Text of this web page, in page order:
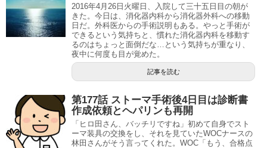
2016年4月26日火曜日、入院して三十五日目の朝が
きた。今日は、消化器内科から消化器外科への移動
日だ。外科医からの手術説明もある。やっと手術が
できるという気持ちと、慣れた消化器内科を移動す
るのはちょっと面倒だな…という気持ちが重なり、
夜中に何度も目が覚めた。
記事を読む
第177話 ストーマ手術後4日目は診断書
作成依頼とヘパリンも再開
「ヒロ田さん、バッチリですね」初めて自身でスト
ーマ装具の交換をし、それを見ていたWOCナースの
林田さんがそう言ってくれた。WOC「もう、合格点